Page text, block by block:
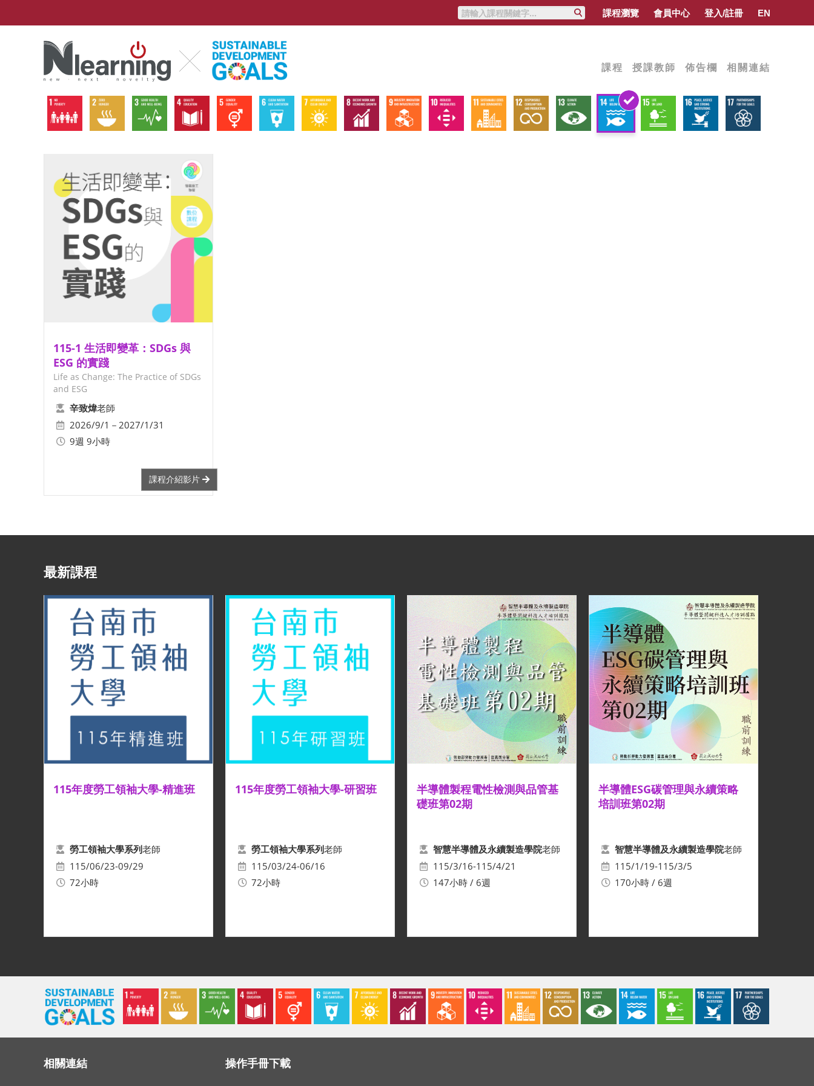
課程瀏覽 會員中心 登入/註冊 EN
課程 授課教師 佈告欄 相關連結
115-1 生活即變革：SDGs 與
ESG 的實踐
Life as Change: The Practice of SDGs
and ESG
辛致煒老師
2026/9/1－2027/1/31
9週 9小時
課程介紹影片
最新課程
115年度勞工領袖大學-精進班
勞工領袖大學系列老師
115/06/23-09/29
72小時
115年度勞工領袖大學-研習班
勞工領袖大學系列老師
115/03/24-06/16
72小時
半導體製程電性檢測與品管基
礎班第02期
智慧半導體及永續製造學院老師
115/3/16-115/4/21
147小時 / 6週
半導體ESG碳管理與永續策略
培訓班第02期
智慧半導體及永續製造學院老師
115/1/19-115/3/5
170小時 / 6週
相關連結 操作手冊下載